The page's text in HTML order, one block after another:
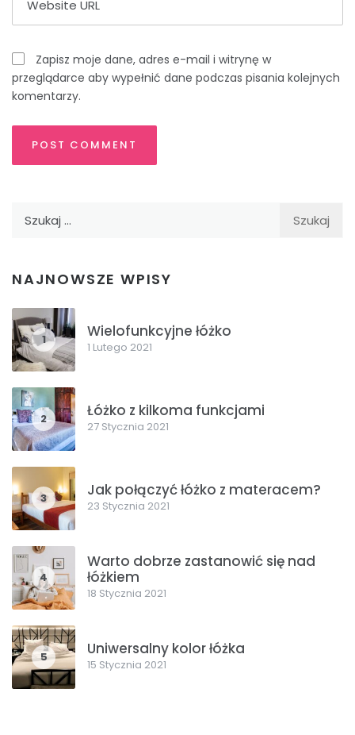
Zapisz moje dane, adres e-mail i witrynę w
przeglądarce aby wypełnić dane podczas pisania kolejnych
komentarzy.
NAJNOWSZE WPISY
1 Wielofunkcyjne łóżko
1 Lutego 2021
2 Łóżko z kilkoma funkcjami
27 Stycznia 2021
3 Jak połączyć łóżko z materacem?
23 Stycznia 2021
4
Warto dobrze zastanowić się nad
łóżkiem
18 Stycznia 2021
5 Uniwersalny kolor łóżka
15 Stycznia 2021